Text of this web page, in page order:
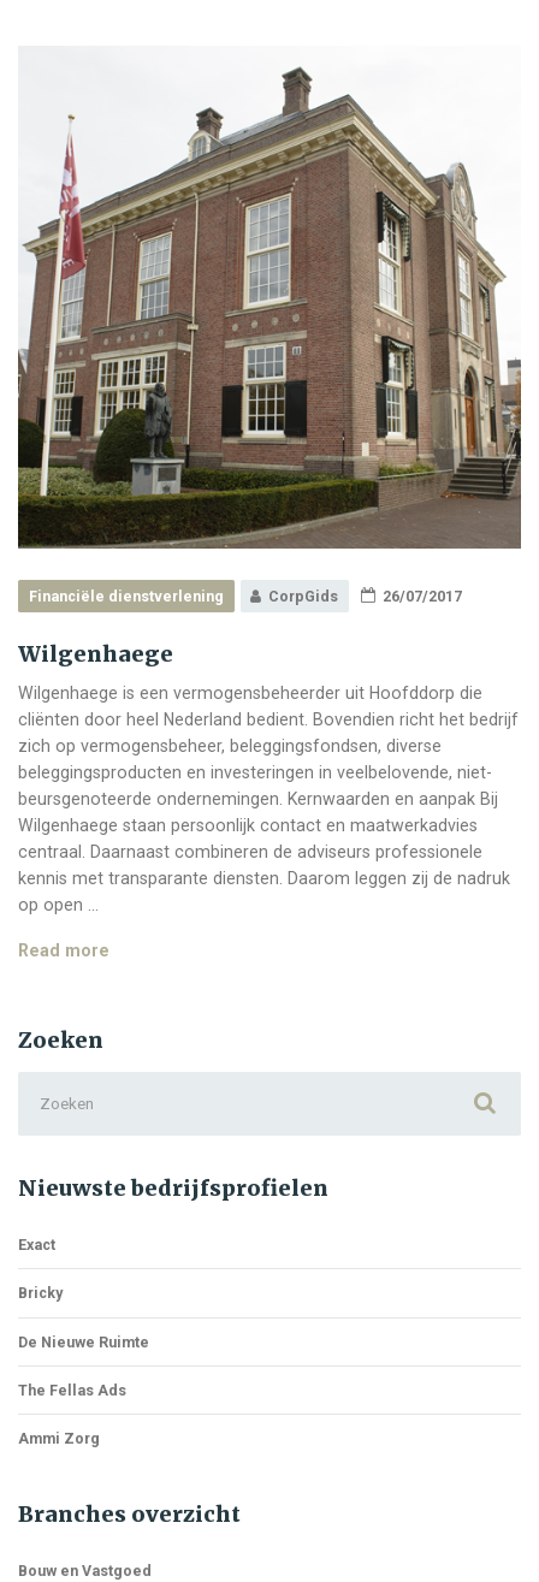
Financiële dienstverlening CorpGids 26/07/2017
Wilgenhaege
Wilgenhaege is een vermogensbeheerder uit Hoofddorp die
cliënten door heel Nederland bedient. Bovendien richt het bedrijf
zich op vermogensbeheer, beleggingsfondsen, diverse
beleggingsproducten en investeringen in veelbelovende, niet-
beursgenoteerde ondernemingen. Kernwaarden en aanpak Bij
Wilgenhaege staan persoonlijk contact en maatwerkadvies
centraal. Daarnaast combineren de adviseurs professionele
kennis met transparante diensten. Daarom leggen zij de nadruk
op open …
Read more
Zoeken
for:
Nieuwste bedrijfsprofielen
Exact
Bricky
De Nieuwe Ruimte
The Fellas Ads
Ammi Zorg
Branches overzicht
Bouw en Vastgoed